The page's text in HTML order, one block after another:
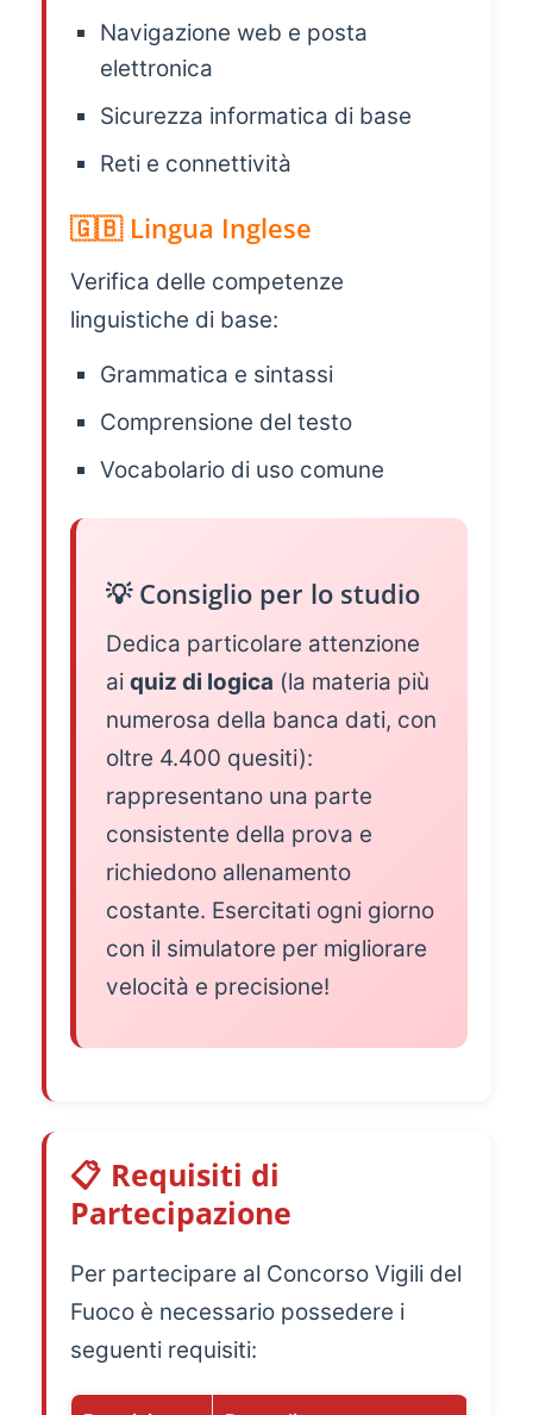
Navigazione web e posta
elettronica
Sicurezza informatica di base
Reti e connettività
🇬🇧 Lingua Inglese
Verifica delle competenze
linguistiche di base:
Grammatica e sintassi
Comprensione del testo
Vocabolario di uso comune
💡 Consiglio per lo studio
Dedica particolare attenzione
ai quiz di logica (la materia più
numerosa della banca dati, con
oltre 4.400 quesiti):
rappresentano una parte
consistente della prova e
richiedono allenamento
costante. Esercitati ogni giorno
con il simulatore per migliorare
velocità e precisione!
📋 Requisiti di
Partecipazione
Per partecipare al Concorso Vigili del
Fuoco è necessario possedere i
seguenti requisiti: